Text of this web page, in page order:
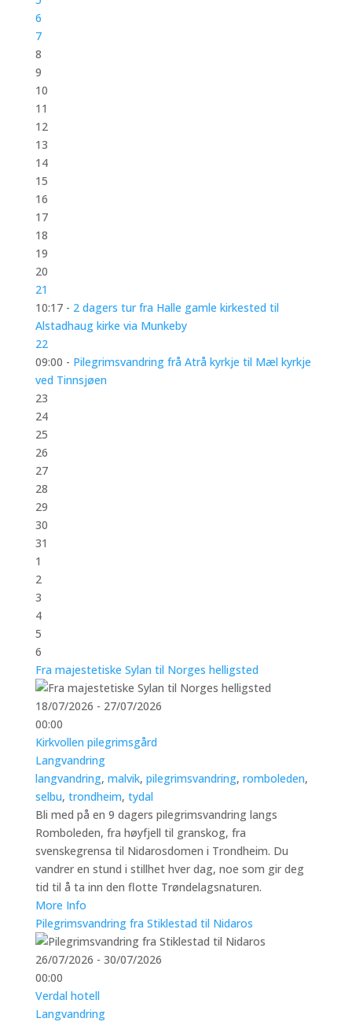
6
7
8
9
10
11
12
13
14
15
16
17
18
19
20
21
10:17 - 2 dagers tur fra Halle gamle kirkested til
Alstadhaug kirke via Munkeby
22
09:00 - Pilegrimsvandring frå Atrå kyrkje til Mæl kyrkje
ved Tinnsjøen
23
24
25
26
27
28
29
30
31
1
2
3
4
5
6
Fra majestetiske Sylan til Norges helligsted
18/07/2026 - 27/07/2026
00:00
Kirkvollen pilegrimsgård
Langvandring
langvandring, malvik, pilegrimsvandring, romboleden,
selbu, trondheim, tydal
Bli med på en 9 dagers pilegrimsvandring langs
Romboleden, fra høyfjell til granskog, fra
svenskegrensa til Nidarosdomen i Trondheim. Du
vandrer en stund i stillhet hver dag, noe som gir deg
tid til å ta inn den flotte Trøndelagsnaturen.
More Info
Pilegrimsvandring fra Stiklestad til Nidaros
26/07/2026 - 30/07/2026
00:00
Verdal hotell
Langvandring